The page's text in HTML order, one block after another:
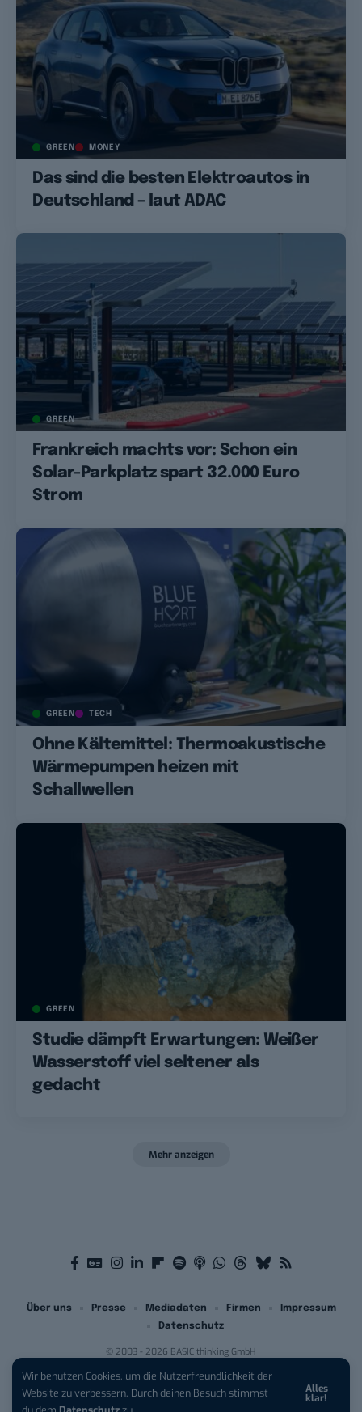
Wir benutzen Cookies, um die Nutzerfreundlichkeit der
Website zu verbessern. Durch deinen Besuch stimmst
Alles
klar!
GREEN MONEY
Das sind die besten Elektroautos in
Deutschland – laut ADAC
GREEN
Frankreich machts vor: Schon ein
Solar-Parkplatz spart 32.000 Euro
Strom
GREEN TECH
Ohne Kältemittel: Thermoakustische
Wärmepumpen heizen mit
Schallwellen
GREEN
Studie dämpft Erwartungen: Weißer
Wasserstoff viel seltener als
gedacht
Mehr anzeigen
© 2003 - 2026 BASIC thinking GmbH
Über uns Presse Mediadaten Firmen
Impressum
Datenschutz
iPhone 17 Pro sichern:Für 1 € +
200 € Hardware-Bonus!